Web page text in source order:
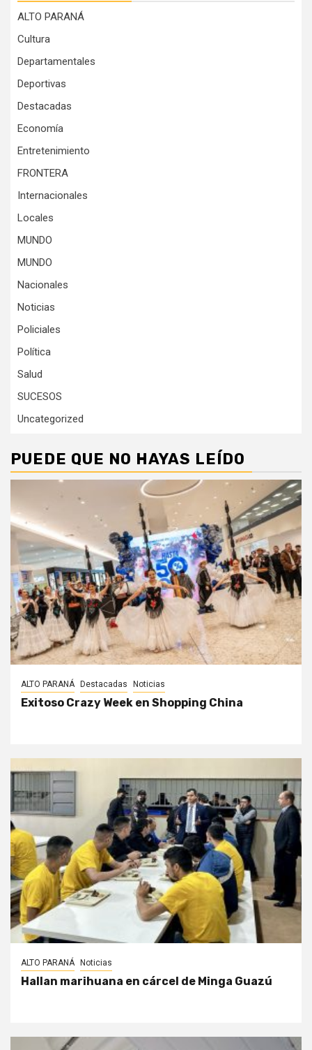
ALTO PARANÁ
Cultura
Departamentales
Deportivas
Destacadas
Economía
Entretenimiento
FRONTERA
Internacionales
Locales
MUNDO
MUNDO
Nacionales
Noticias
Policiales
Política
Salud
SUCESOS
Uncategorized
PUEDE QUE NO HAYAS LEÍDO
ALTO PARANÁ Destacadas Noticias
Exitoso Crazy Week en Shopping China
ALTO PARANÁ Noticias
Hallan marihuana en cárcel de Minga Guazú